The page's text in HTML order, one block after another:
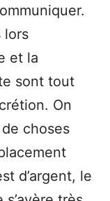
lors
et la
sont tout
On
choses
d’argent, le